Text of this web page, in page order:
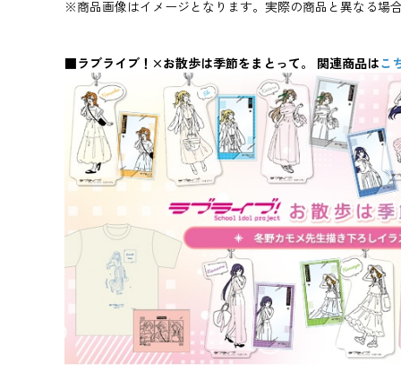
※商品画像はイメージとなります。実際の商品と異なる場合
■ラブライブ！×お散歩は季節をまとって。 関連商品はこ